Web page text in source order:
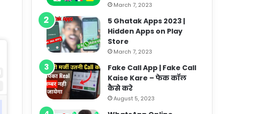
March 7, 2023
5 Ghatak Apps 2023 |
Hidden Apps on Play
Store
March 7, 2023
Fake Call App | Fake Call
Kaise Kare – फेक कॉल
कैसे करे
August 5, 2023